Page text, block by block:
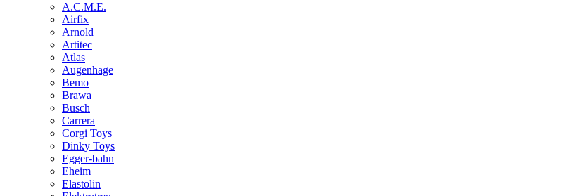
A.C.M.E.
Airfix
Arnold
Artitec
Atlas
Augenhage
Bemo
Brawa
Busch
Carrera
Corgi Toys
Dinky Toys
Egger-bahn
Eheim
Elastolin